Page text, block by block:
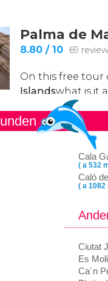
Cala
( a 532
Caló
( a 1082
Ciutat
Es
Ca´n